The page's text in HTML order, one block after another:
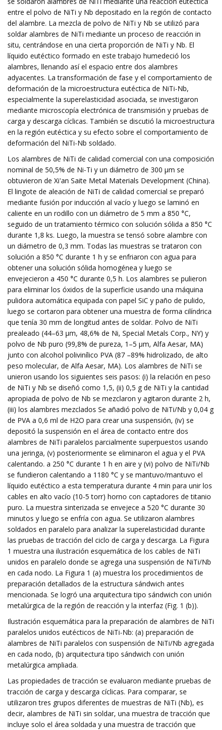
entre el polvo de NiTi y Nb depositado en la región de contacto
del alambre. La mezcla de polvo de NiTi y Nb se utilizó para
soldar alambres de NiTi mediante un proceso de reacción in
situ, centrándose en una cierta proporción de NiTi y Nb. El
líquido eutéctico formado en este trabajo humedeció los
alambres, llenando así el espacio entre dos alambres
adyacentes. La transformación de fase y el comportamiento de
deformación de la microestructura eutéctica de NiTi-Nb,
especialmente la superelasticidad asociada, se investigaron
mediante microscopía electrónica de transmisión y pruebas de
carga y descarga cíclicas. También se discutió la microestructura
en la región eutéctica y su efecto sobre el comportamiento de
deformación del NiTi-Nb soldado.
Los alambres de NiTi de calidad comercial con una composición
nominal de 50,5% de Ni-Ti y un diámetro de 300 μm se
obtuvieron de Xi'an Saite Metal Materials Development (China).
El lingote de aleación de NiTi de calidad comercial se preparó
mediante fusión por inducción al vacío y luego se laminó en
caliente en un rodillo con un diámetro de 5 mm a 850 °C,
seguido de un tratamiento térmico con solución sólida a 850 °C
durante 1,8 ks. Luego, la muestra se tensó sobre alambre con
un diámetro de 0,3 mm. Todas las muestras se trataron con
solución a 850 °C durante 1 h y se enfriaron con agua para
obtener una solución sólida homogénea y luego se
envejecieron a 450 °C durante 0,5 h. Los alambres se pulieron
para eliminar los óxidos de la superficie usando una máquina
pulidora automática equipada con papel SiC y paño de pulido,
luego se cortaron para obtener una muestra de forma cilíndrica
que tenía 30 mm de longitud antes de soldar. Polvo de NiTi
prealeado (44–63 μm, 48,6% de Ni, Special Metals Corp., NY) y
polvo de Nb puro (99,8% de pureza, 1–5 μm, Alfa Aesar, MA)
junto con alcohol polivinílico PVA (87 –89% hidrolizado, de alto
peso molecular, de Alfa Aesar, MA). Los alambres de NiTi se
unieron usando los siguientes seis pasos: (i) la relación en peso
de NiTi y Nb se diseñó como 1,5, (ii) 0,5 g de NiTi y la cantidad
apropiada de polvo de Nb se mezclaron y agitaron durante 2 h,
(iii) los alambres mezclados Se añadió polvo de NiTi/Nb y 0,04 g
de PVA a 0,6 ml de H2O para crear una suspensión, (iv) se
depositó la suspensión en el área de contacto entre dos
alambres de NiTi paralelos parcialmente superpuestos usando
una jeringa, (v) posteriormente se eliminaron el agua y el PVA
calentando. a 250 °C durante 1 h en aire y (vi) polvo de NiTi/Nb
se fundieron calentando a 1180 °C y se mantuvo/mantuvo el
líquido eutéctico a esta temperatura durante 4 min para unir los
cables en alto vacío (10-5 torr) horno con captadores de titanio
puro. La muestra sinterizada se envejece a 520 °C durante 30
minutos y luego se enfría con agua. Se utilizaron alambres
soldados en paralelo para analizar la superelasticidad durante
las pruebas de tracción del ciclo de carga y descarga. La Figura
1 muestra una ilustración esquemática de los cables de NiTi
unidos en paralelo donde se agrega una suspensión de NiTi/Nb
en cada nodo. La Figura 1 (a) muestra los procedimientos de
preparación detallados de la estructura sándwich antes
mencionada. Se logró una arquitectura tipo sándwich con unión
metalúrgica de la región de reacción y la interfaz (Fig. 1 (b)).
Ilustración esquemática para la preparación de alambres de NiTi
paralelos unidos eutécticos de NiTi-Nb: (a) preparación de
alambres de NiTi paralelos con suspensión de NiTi/Nb agregada
en cada nodo, (b) arquitectura tipo sándwich con unión
metalúrgica ampliada.
Las propiedades de tracción se evaluaron mediante pruebas de
tracción de carga y descarga cíclicas. Para comparar, se
utilizaron tres grupos diferentes de muestras de NiTi (Nb), es
decir, alambres de NiTi sin soldar, una muestra de tracción que
incluye solo el área soldada y una muestra de tracción que